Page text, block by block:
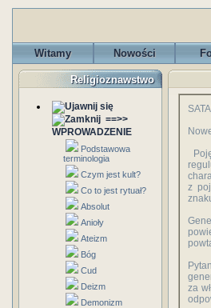
Witamy Nowości
Religioznawstwo
==>>
WPROWADZENIE
Podstawowa
terminologia
Czym jest kult?
Co to jest rytuał?
Absolut
Anioły
Ateizm
Bóg
Cud
Deizm
Demonizm
z
za